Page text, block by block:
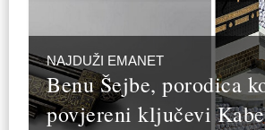
NAJDUŽI EMANET
Benu Šejbe, porodica
povjereni ključevi Kabe